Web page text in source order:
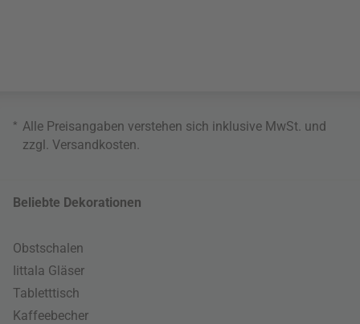
* Alle Preisangaben verstehen sich inklusive MwSt. und
zzgl. Versandkosten
Beliebte Dekorationen
Obstschalen
Iittala Gläser
Tabletttisch
Kaffeebecher